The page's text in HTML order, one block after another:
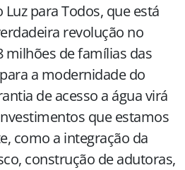
para Todos, que está
revolução no
milhões de famílias das
a modernidade do
de acesso a água virá
que estamos
como a integração da
construção de adutoras,